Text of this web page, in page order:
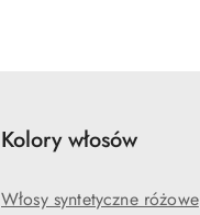
Kolory włosów
Włosy syntetyczne różowe